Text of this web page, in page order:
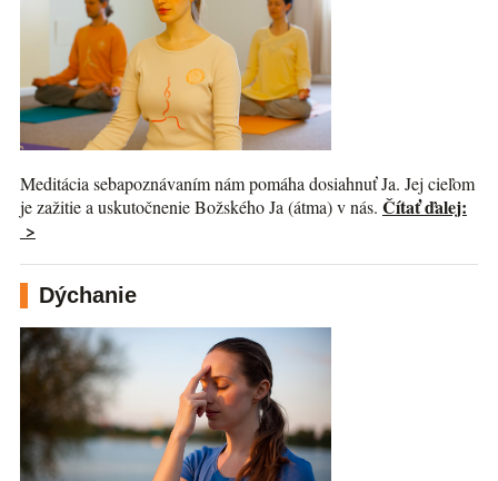
Meditácia sebapoznávaním nám pomáha dosiahnuť Ja. Jej cieľom
je zažitie a uskutočnenie Božského Ja (átma) v nás. Čítať ďalej:
>
Dýchanie